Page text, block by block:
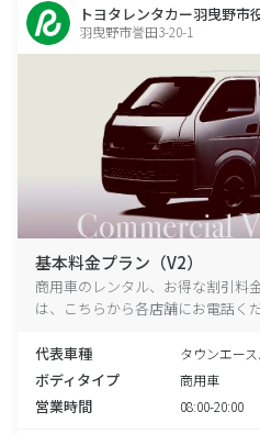
トヨタレンタカー羽曳野市
羽曳野市誉田3-20-1
基本料金プラン（V2）
商用車のレンタル、お得な割引料
は、こちらから各店舗にお電話くだ
代表車種 タウンエー
ボディタイプ 商用車
営業時間 08:00-20:00